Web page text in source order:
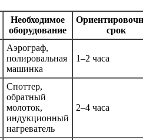
Необходимое
оборудование
срок
Аэрограф,
полировальная
машинка
1–2 часа
Споттер,
обратный
молоток,
индукционный
нагреватель
2–4 часа